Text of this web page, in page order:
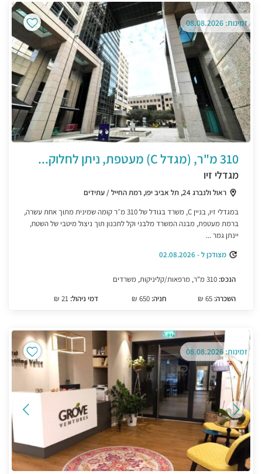
זמינות: 08.08.2026
310 מ"ר, (מגדל C) מעטפת, ניתן לחלוק...
מגדלי זיו
ראול ולנברג 24, תל אביב יפו, רמת החייל / עתידים
במגדלי זיו, בניין C, משרד בגודל של 310 מ״ר קומה שמינית מתוך אחת עשרה,
ברמת מעטפת, מבנה המשרד מלבני וקל לתכנון תוך ניצול מיטבי של השטח,
יינתן גמר ...
מצודכן ל - 02.08.2026
הנכס:
השכרה:
חניה: דמי ניהול: 21 ₪
זמינות: 08.08.2026